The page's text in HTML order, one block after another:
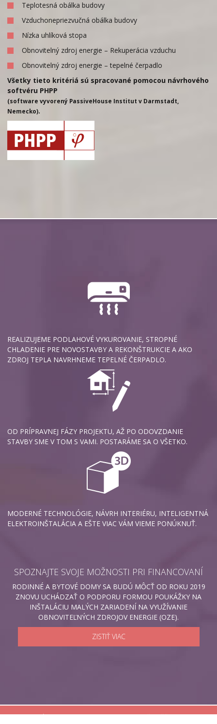
Teplotesná obálka budovy
Vzduchonepriezvučná obálka budovy
Nízka uhlíková stopa
Obnovitelný zdroj energie – Rekuperácia vzduchu
Obnovitelný zdroj energie – tepelné čerpadlo
Všetky tieto kritériá sú spracované pomocou návrhového
softvéru PHPP
(software vyvorený PassiveHouse Institut v Darmstadt,
Nemecko).
REALIZUJEME PODLAHOVÉ VYKUROVANIE, STROPNÉ
CHLADENIE PRE NOVOSTAVBY A REKONŠTRUKCIE A AKO
ZDROJ TEPLA NAVRHNEME TEPELNÉ ČERPADLO.
OD PRÍPRAVNEJ FÁZY PROJEKTU, AŽ PO ODOVZDANIE
STAVBY SME V TOM S VAMI. POSTARÁME SA O VŠETKO.
MODERNÉ TECHNOLÓGIE, NÁVRH INTERIÉRU, INTELIGENTNÁ
ELEKTROINŠTALÁCIA A EŠTE VIAC VÁM VIEME PONÚKNUŤ.
SPOZNAJTE SVOJE MOŽNOSTI PRI FINANCOVANÍ
RODINNÉ A BYTOVÉ DOMY SA BUDÚ MÔCŤ OD ROKU 2019
ZNOVU UCHÁDZAŤ O PODPORU FORMOU POUKÁŽKY NA
INŠTALÁCIU MALÝCH ZARIADENÍ NA VYUŽÍVANIE
OBNOVITEĽNÝCH ZDROJOV ENERGIE (OZE).
ZISTIŤ VIAC